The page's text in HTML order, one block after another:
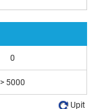
0
> 5000
Upit